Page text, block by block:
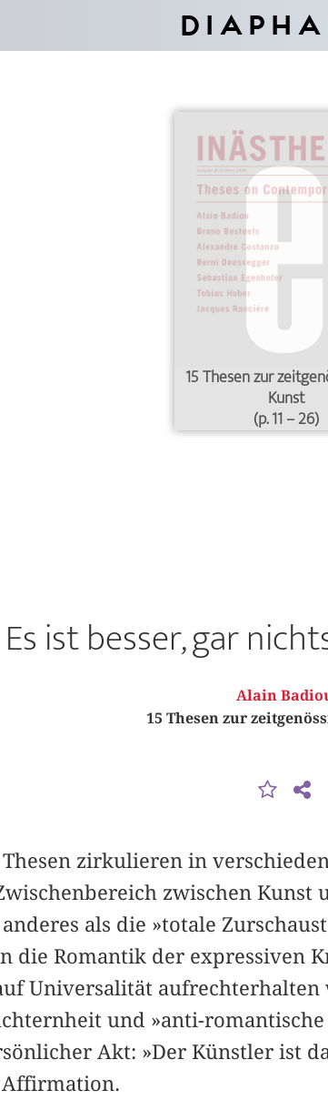
15 Thesen zur
Kunst
(p. 11 – 26)
Es ist besser, gar
Alain
15 Thesen zur
Thesen zirkulieren in
zwischen Kunst
als die »totale
die Romantik der expressiven
Universalität
und »anti-
Akt: »Der Künstler ist